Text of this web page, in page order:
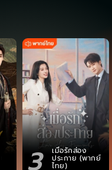
3 เมื่อรักส่อง
ประกาย (พากย์
ไทย)